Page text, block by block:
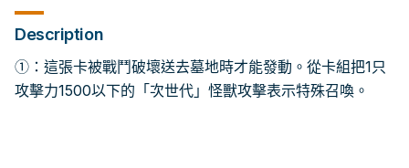
Description
①：這張卡被戰鬥破壞送去墓地時才能發動。從卡組把1只
攻擊力1500以下的「次世代」怪獸攻擊表示特殊召喚。